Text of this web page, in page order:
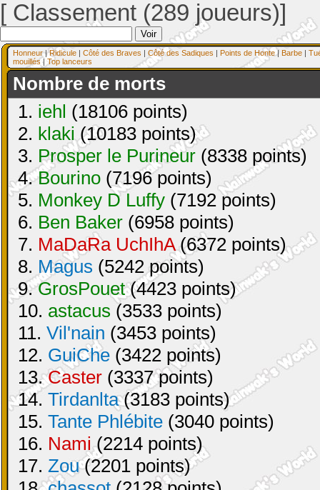
[ Classement (289 joueurs)]
Honneur|Ridicule | Côté des Braves | Côté des Sadiques | Points de Honte| Barbe |
mouillés| Top lanceurs
Nombre de morts
1. iehl (18106 points)
2. klaki(10183 points)
3. Prosper le Purineur (8338 points)
4.Bourino (7196 points)
5. Monkey D Luffy (7192 points)
6. Ben Baker (6958 points)
7. MaDaRa UchIhA(6372 points)
8. Magus (5242 points)
9.GrosPouet(4423 points)
10. astacus (3533 points)
11. Vil'nain (3453 points)
12. GuiChe (3422 points)
13.Caster (3337 points)
14. Tirdanlta(3183 points)
15. Tante Phlébite (3040 points)
16. Nami(2214 points)
17. Zou(2201 points)